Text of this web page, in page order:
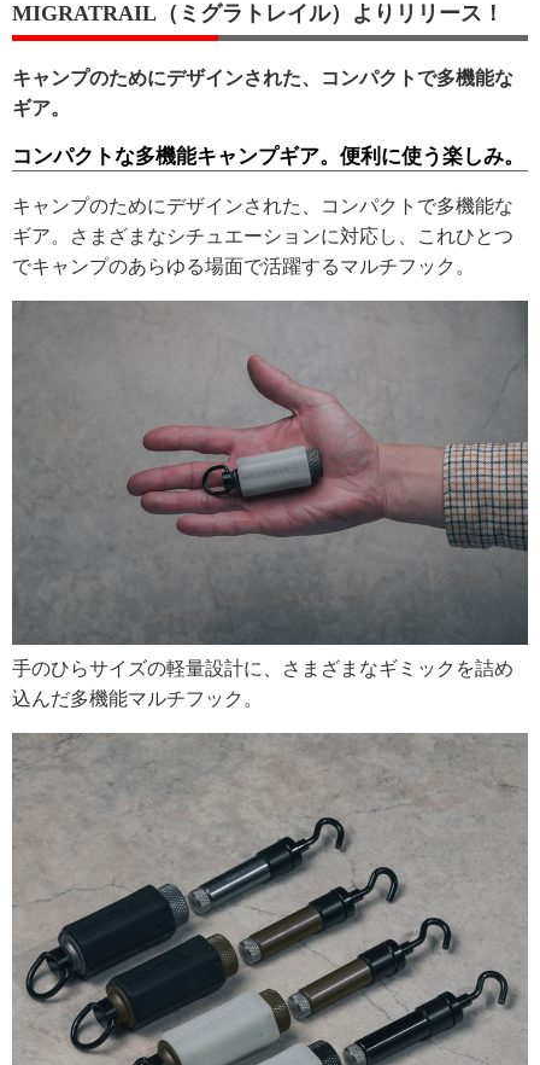
MIGRATRAIL（ミグラトレイル）よりリリース！
キャンプのためにデザインされた、コンパクトで多機能な
ギア。
コンパクトな多機能キャンプギア。便利に使う楽しみ。
キャンプのためにデザインされた、コンパクトで多機能な
ギア。さまざまなシチュエーションに対応し、これひとつ
でキャンプのあらゆる場面で活躍するマルチフック。
手のひらサイズの軽量設計に、さまざまなギミックを詰め
込んだ多機能マルチフック。